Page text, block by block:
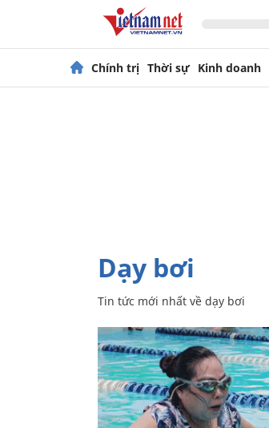
Chính trị Thời sự Kinh doanh
dạy bơi
Tin tức mới nhất về dạy bơi